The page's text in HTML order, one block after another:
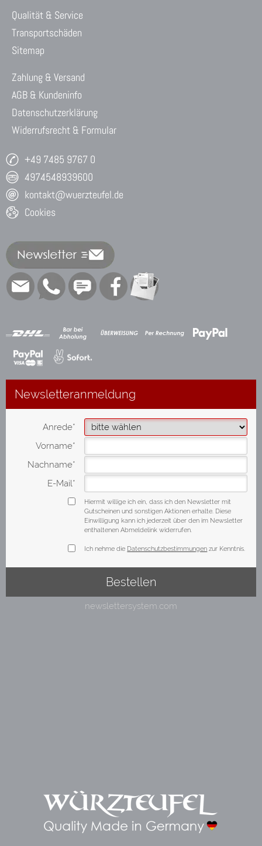
Qualität & Service
Transportschäden
Sitemap
Zahlung & Versand
AGB & Kundeninfo
Datenschutzerklärung
Widerrufsrecht & Formular
+49 7485 9767 0
4974548939600
kontakt@wuerzteufel.de
Cookies